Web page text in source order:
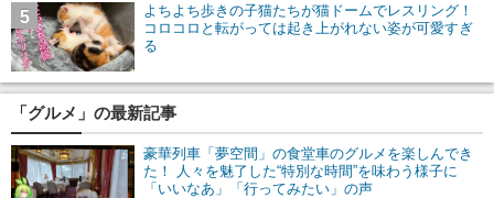
よちよち歩きの子猫たちが猫ドームでレスリング！
コロコロと転がっては起き上がれない姿が可愛すぎ
る
5
「グルメ」の最新記事
豪華列車「夢空間」の食堂車のグルメを楽しんでき
た！ 人々を魅了した“特別な時間”を味わう様子に
「いいなあ」「行ってみたい」の声